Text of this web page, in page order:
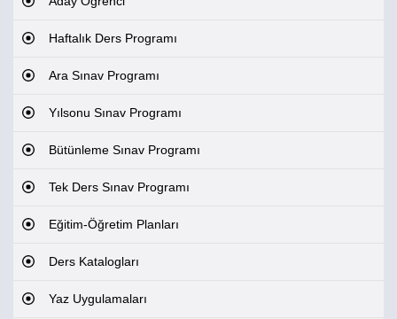
Haftalık Ders Programı
Ara Sınav Programı
Yılsonu Sınav Programı
Bütünleme Sınav Programı
Tek Ders Sınav Programı
Eğitim-Öğretim Planları
Ders Katalogları
Yaz Uygulamaları